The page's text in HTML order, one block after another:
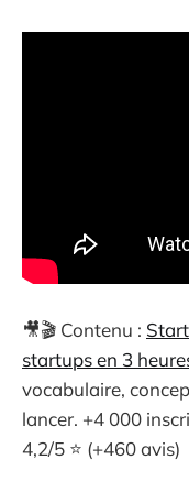
🎥🎬 Contenu :
startups en 3
vocabulaire,
lancer. +4 000
4,2/5 ⭐ (+460 avis)